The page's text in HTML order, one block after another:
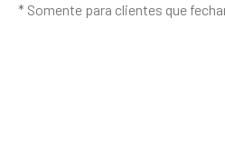
* Somente para clientes que